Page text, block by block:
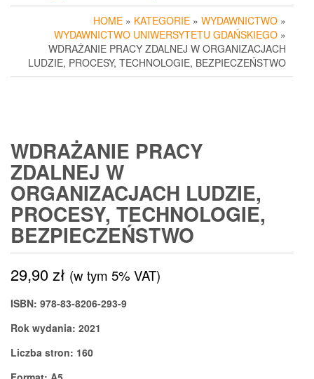
HOME » KATEGORIE » WYDAWNICTWO »
WYDAWNICTWO UNIWERSYTETU GDAŃSKIEGO »
WDRAŻANIE PRACY ZDALNEJ W ORGANIZACJACH
LUDZIE, PROCESY, TECHNOLOGIE, BEZPIECZEŃSTWO
WDRAŻANIE PRACY
ZDALNEJ W
ORGANIZACJACH LUDZIE,
PROCESY, TECHNOLOGIE,
BEZPIECZEŃSTWO
29,90zł (w tym 5% VAT)
ISBN: 978-83-8206-293-9
Rok wydania: 2021
Liczba stron: 160